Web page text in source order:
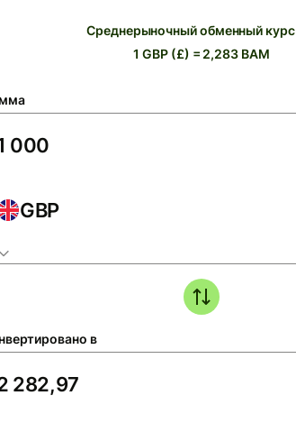
Среднерыночный обменный курс
1 GBP (£) = 2,283 BAM
GBP
в